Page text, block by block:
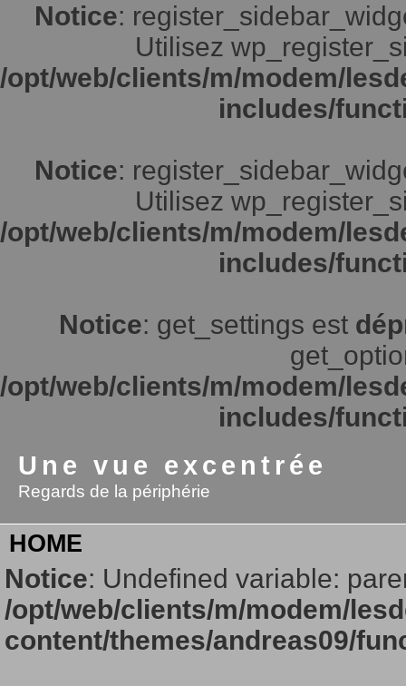
Notice:
Utilisez
/opt/web/clients/m/modem/
includes/
Notice:
Utilisez
/opt/web/clients/m/modem/
includes/
Notice: get_settings est
/opt/web/clients/m/modem/
includes/
Une vue excentrée
Regards de la périphérie
HOME
Notice: Undefined variable:
/opt/web/clients/m/modem/
content/themes/andreas09/